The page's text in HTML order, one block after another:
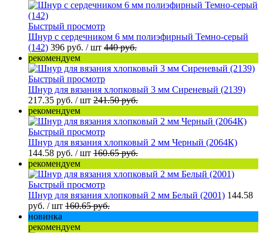
Быстрый просмотр
Шнур с сердечником 6 мм полиэфирный Темно-серый
(142) 396 руб. / шт 440 руб.
рекомендуем
Быстрый просмотр
Шнур для вязания хлопковый 3 мм Сиреневый (2139)
217.35 руб. / шт 241.50 руб.
рекомендуем
Быстрый просмотр
Шнур для вязания хлопковый 2 мм Черный (2064К)
144.58 руб. / шт 160.65 руб.
рекомендуем
Быстрый просмотр
Шнур для вязания хлопковый 2 мм Белый (2001) 144.58
руб. / шт 160.65 руб.
новинка
рекомендуем